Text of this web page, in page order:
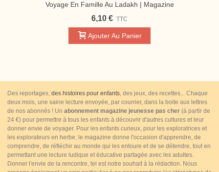
Voyage En Famille Au Ladakh | Magazine
Jeunesse Cram Cram
6,10 € TTC
Ajouter Au Panier
Des reportages, des histoires pour enfants, des jeux, des recettes... Chaque
deux mois, une saine lecture envoyée, par courrier, dans la boite aux lettres
de nos abonnés ! Un abonnement magazine jeunesse pas cher (à partir de
24 €) pour permettre à tous les enfants à découvrir d'autres cultures et leur
donner envie de voyager. Pour les enfants curieux, pour les exploratrices et
les explorateurs en herbe, le magazine donne l'occasion d'apprendre, de
comprendre, de réfléchir au monde qui les entoure et de se détendre, tout en
permettant une lecture ludique et éducative partagée avec les adultes.
Donner l'envie de la rencontre, tel est notre souhait à la rédaction. Nous